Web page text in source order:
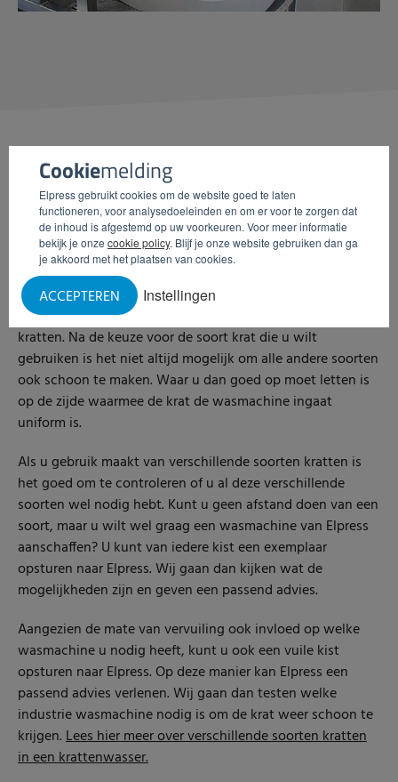
Cookiemelding
Elpress gebruikt cookies om de website goed te laten
functioneren, voor analysedoeleinden en om er voor te zorgen dat
de inhoud is afgestemd op uw voorkeuren. Voor meer informatie
bekijk je onze cookie policy. Blijf je onze website gebruiken dan ga
je akkoord met het plaatsen van cookies.
Instellingen
ACCEPTEREN
INDUSTRIE WASMACHINE:
VERSCHILLENDESOORTEN
KRATTEN
De wasmachines zijn geschikt voor verschillende soorten
kratten. Na de keuze voor de soort krat die u wilt
gebruiken is het niet altijd mogelijk om alle andere soorten
ook schoon te maken. Waar u dan goed op moet letten is
op de zijde waarmee de krat de wasmachine ingaat
uniform is.
Als u gebruik maakt van verschillende soorten kratten is
het goed om te controleren of u al deze verschillende
soorten wel nodig hebt. Kunt u geen afstand doen van een
soort, maar u wilt wel graag een wasmachine van Elpress
aanschaffen? U kunt van iedere kist een exemplaar
opsturen naar Elpress. Wij gaan dan kijken wat de
mogelijkheden zijn en geven een passend advies.
Aangezien de mate van vervuiling ook invloed op welke
wasmachine u nodig heeft, kunt u ook een vuile kist
opsturen naar Elpress. Op deze manier kan Elpress een
passend advies verlenen. Wij gaan dan testen welke
industrie wasmachine nodig is om de krat weer schoon te
krijgen.Lees hier meer over verschillende soorten kratten
in een krattenwasser.